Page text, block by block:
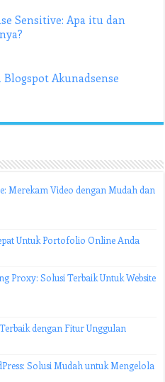
Sensitive: Apa itu dan
Akunadsense
Merekam Video dengan Mudah dan
Untuk Portofolio Online Anda
Proxy: Solusi Terbaik Untuk Website
dengan Fitur Unggulan
Solusi Mudah untuk Mengelola